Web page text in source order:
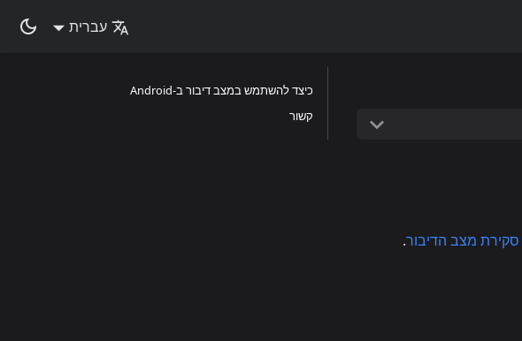
עברית
סקירת מצב הדיבור.
כיצד להשתמש במצב דיבור ב-Android
קשור